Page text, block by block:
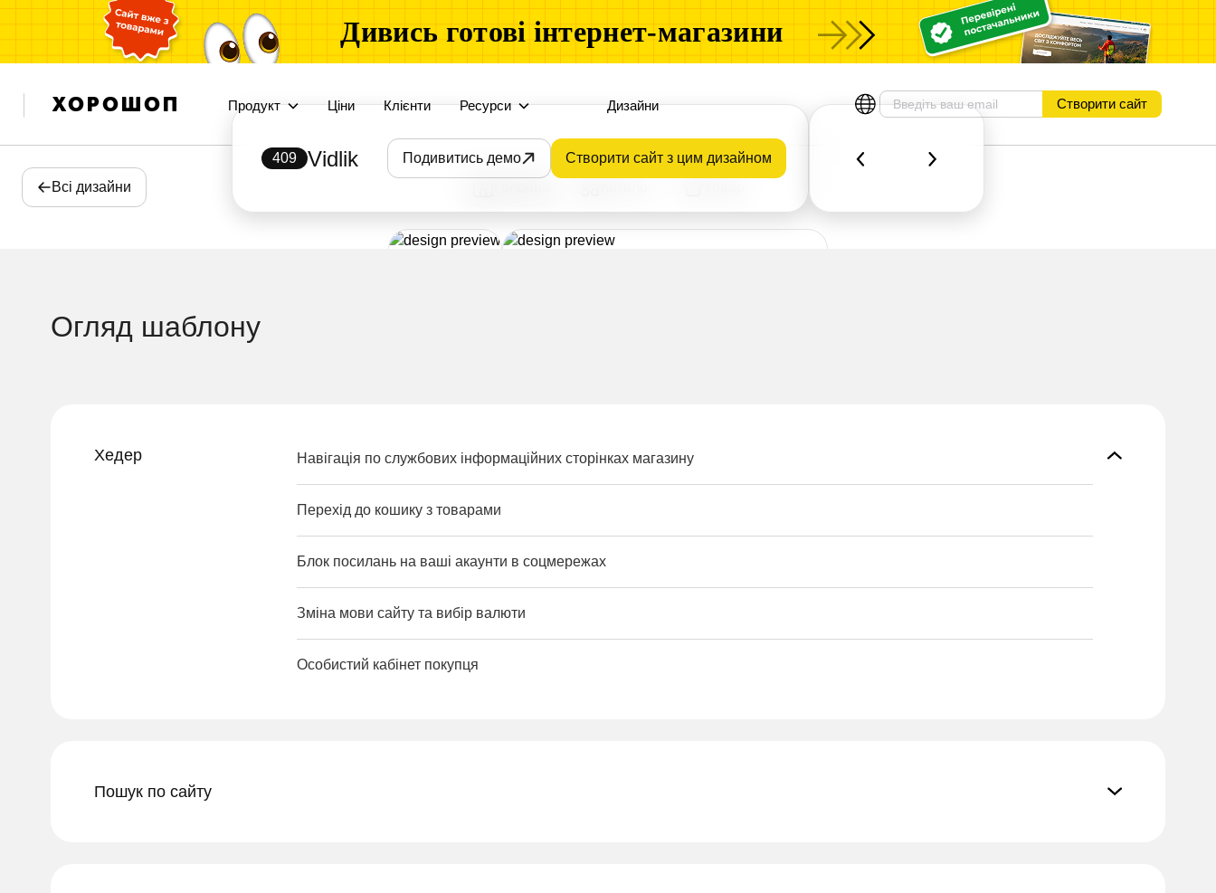
Дивись готові інтернет-магазини
Продукт Ціни Клієнти Ресурси Дизайни Створити сайт
Всі дизайни
409 Vidlik Подивитись демо Створити сайт з цим дизайном
Огляд шаблону
Хедер Навігація по службових інформаційних сторінках магазину
Перехід до кошику з товарами
Блок посилань на ваші акаунти в соцмережах
Зміна мови сайту та вибір валюти
Особистий кабінет покупця
Пошук по сайту